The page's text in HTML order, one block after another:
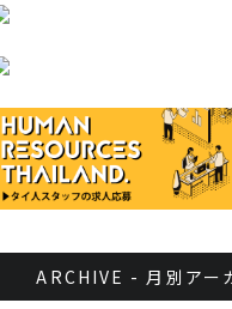
ARCHIVE - 月別アー